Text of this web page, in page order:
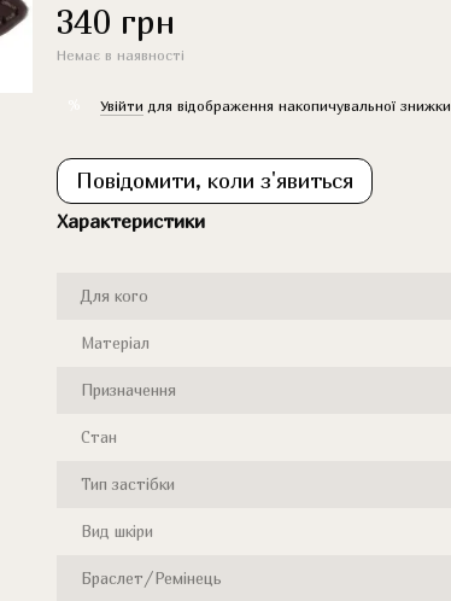
340 грн
Немає в наявності
Увійти для відображення накопичувальної знижки
Повідомити, коли з'явиться
Характеристики
Для кого
Матеріал
Призначення
Стан
Тип застібки
Вид шкіри
Браслет/Ремінець